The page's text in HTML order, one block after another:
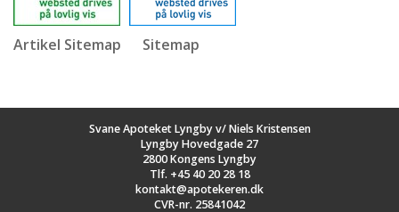
Artikel Sitemap Sitemap
Svane Apoteket Lyngby v/ Niels Kristensen
Lyngby Hovedgade 27
2800 Kongens Lyngby
Tlf. +45 40 20 28 18
kontakt@apotekeren.dk
CVR-nr. 25841042